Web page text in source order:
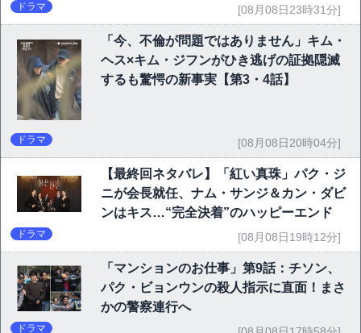
ドラマ [08月08日23時31分]
「今、不倫が問題ではありません」キム・
ヘス×キム・ジフンがひき逃げの証拠隠滅
するも驚愕の新事実【第3・4話】
ドラマ [08月08日20時04分]
【最終回ネタバレ】「紅い真珠」パク・ジ
ニが会長就任、ナム・サンジ＆カン・ダビ
ンはキス…“完全決着”のハッピーエンド
ドラマ [08月08日19時12分]
「マンションのお仕事」第9話：チソン、
パク・ビョンウンの殺人指示に直面！まさ
かの警察連行へ
ドラマ